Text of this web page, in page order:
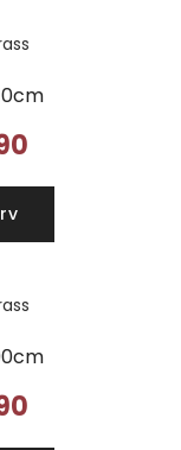
kr3990.